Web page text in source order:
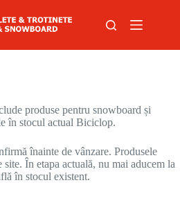
produse pentru snowboard și
în stocul actual Biciclop.
înainte de vânzare. Produsele
În etapa actuală, nu mai aducem la
în stocul existent.